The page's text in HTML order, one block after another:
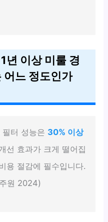
년 이상 미룰 경
어느 정도인가
터 성능은 30% 이상
선 효과가 크게 떨어집
용 절감에 필수입니다.
원 2024)